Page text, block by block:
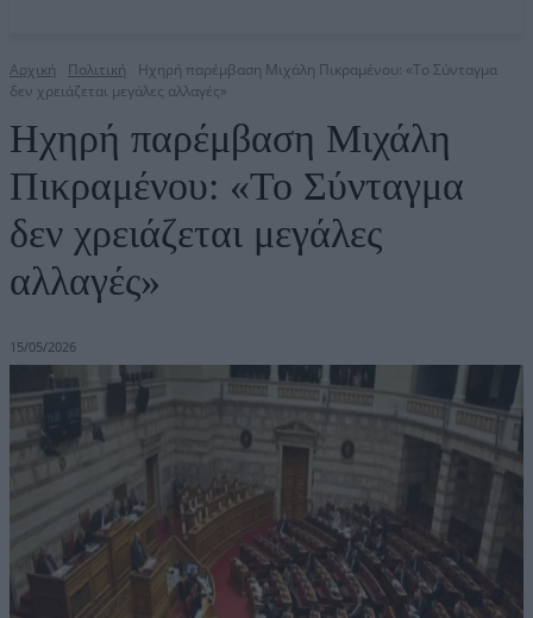
Αρχική Πολιτική
Ηχηρή παρέμβαση Μιχάλη Πικραμένου: «Το Σύνταγμα
δεν χρειάζεται μεγάλες αλλαγές»
Ηχηρή παρέμβαση Μιχάλη
Πικραμένου: «Το Σύνταγμα
δεν χρειάζεται μεγάλες
αλλαγές»
15/05/2026